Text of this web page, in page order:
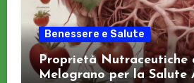
Benessere e Salute
Proprietà Nutraceutiche
Melograno per la Salute